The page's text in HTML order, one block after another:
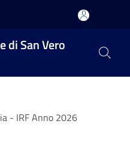
di San Vero
- IRF Anno 2026